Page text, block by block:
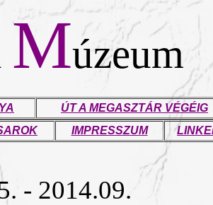
Múzeum
ÚT A MEGASZTÁR VÉGÉIG
IMPRESSZUM
- 2014.09.